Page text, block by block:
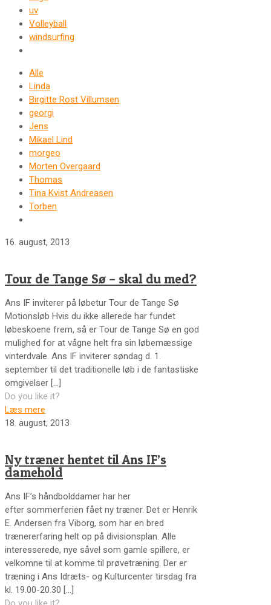
uv
Volleyball
windsurfing
Alle
Linda
Birgitte Rost Villumsen
georgi
Jens
Mikael Lind
morgeo
Morten Overgaard
Thomas
Tina Kvist Andreasen
Torben
16. august, 2013
Tour de Tange Sø – skal du med?
Ans IF inviterer på løbetur Tour de Tange Sø
Motionsløb Hvis du ikke allerede har fundet
løbeskoene frem, så er Tour de Tange Sø en god
mulighed for at vågne helt fra sin løbemæssige
vinterdvale. Ans IF inviterer søndag d. 1.
september til det traditionelle løb i de fantastiske
omgivelser […]
Do you like it?
Læs mere
18. august, 2013
Ny træner hentet til Ans IF’s
damehold
Ans IF’s håndbolddamer har her
efter sommerferien fået ny træner. Det er Henrik
E. Andersen fra Viborg, som har en bred
trænererfaring helt op på divisionsplan. Alle
interesserede, nye såvel som gamle spillere, er
velkomne til at komme til prøvetræning. Der er
træning i Ans Idræts- og Kulturcenter tirsdag fra
kl. 19.00-20.30 […]